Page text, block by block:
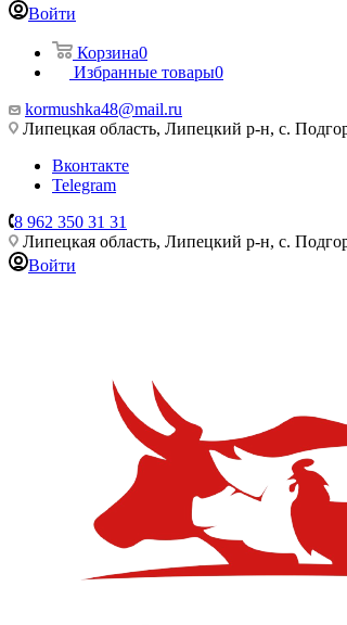
Войти
Корзина0
Избранные товары0
kormushka48@mail.ru
Липецкая область, Липецкий р-н, с.
Вконтакте
Telegram
8 962 350 31 31
Липецкая область, Липецкий р-н, с.
Войти